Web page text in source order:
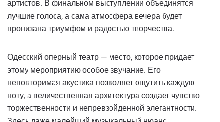
артистов. В финальном выступлении объединятся
лучшие голоса, а сама атмосфера вечера будет
пронизана триумфом и радостью творчества.
Одесский оперный театр — место, которое придает
этому мероприятию особое звучание. Его
неповторимая акустика позволяет ощутить каждую
ноту, а величественная архитектура создает чувство
торжественности и непревзойденной элегантности.